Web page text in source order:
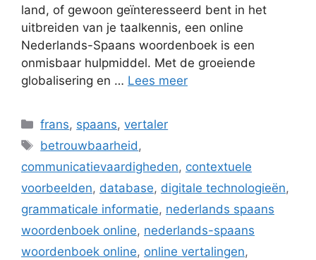
land, of gewoon geïnteresseerd bent in het
uitbreiden van je taalkennis, een online
Nederlands-Spaans woordenboek is een
onmisbaar hulpmiddel. Met de groeiende
globalisering en … Lees meer
Categorieën
frans, spaans,vertaler
Tags
betrouwbaarheid,
communicatievaardigheden, contextuele
voorbeelden, database, digitale technologieën,
grammaticale informatie, nederlands spaans
woordenboek online, nederlands-spaans
woordenboek online, online vertalingen,